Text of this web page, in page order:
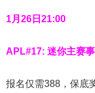
1月26日21:00
APL#17: 迷你主赛事
报名仅需388，保底